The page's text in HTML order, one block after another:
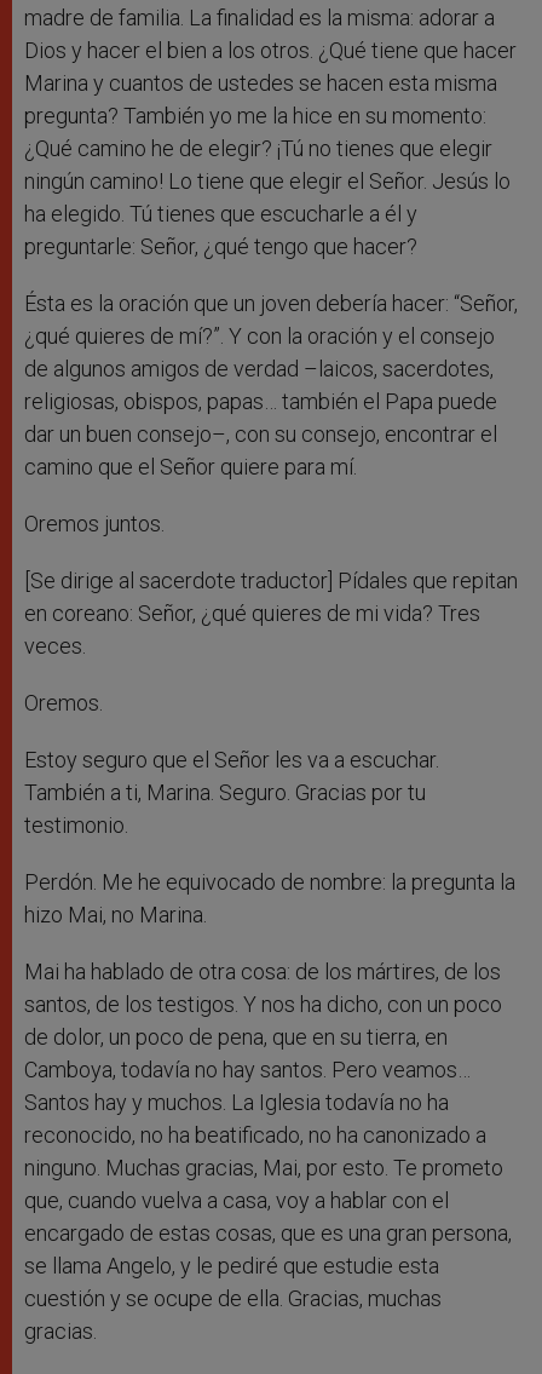
madre de familia. La finalidad es la misma: adorar a
Dios y hacer el bien a los otros. ¿Qué tiene que hacer
Marina y cuantos de ustedes se hacen esta misma
pregunta? También yo me la hice en su momento:
¿Qué camino he de elegir? ¡Tú no tienes que elegir
ningún camino! Lo tiene que elegir el Señor. Jesús lo
ha elegido. Tú tienes que escucharle a él y
preguntarle: Señor, ¿qué tengo que hacer?
Ésta es la oración que un joven debería hacer: “Señor,
¿qué quieres de mí?”. Y con la oración y el consejo
de algunos amigos de verdad –laicos, sacerdotes,
religiosas, obispos, papas… también el Papa puede
dar un buen consejo–, con su consejo, encontrar el
camino que el Señor quiere para mí.
Oremos juntos.
[Se dirige al sacerdote traductor] Pídales que repitan
en coreano: Señor, ¿qué quieres de mi vida? Tres
veces.
Oremos.
Estoy seguro que el Señor les va a escuchar.
También a ti, Marina. Seguro. Gracias por tu
testimonio.
Perdón. Me he equivocado de nombre: la pregunta la
hizo Mai, no Marina.
Mai ha hablado de otra cosa: de los mártires, de los
santos, de los testigos. Y nos ha dicho, con un poco
de dolor, un poco de pena, que en su tierra, en
Camboya, todavía no hay santos. Pero veamos…
Santos hay y muchos. La Iglesia todavía no ha
reconocido, no ha beatificado, no ha canonizado a
ninguno. Muchas gracias, Mai, por esto. Te prometo
que, cuando vuelva a casa, voy a hablar con el
encargado de estas cosas, que es una gran persona,
se llama Angelo, y le pediré que estudie esta
cuestión y se ocupe de ella. Gracias, muchas
gracias.